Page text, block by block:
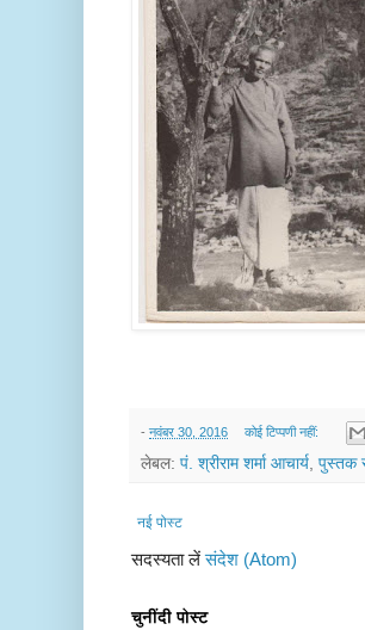
- नवंबर 30, 2016 कोई टिप्पणी नहीं:
लेबल: पं. श्रीराम शर्मा आचार्य पुस्तक
नई पोस्ट
सदस्यता लेंसंदेश (Atom)
चुनींदी पोस्ट